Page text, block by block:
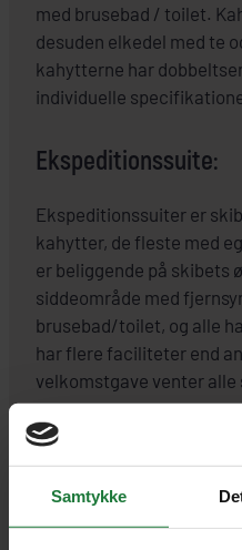
Samtykke
med brusebad / toilet.
desuden elkedel med te
kahytterne har
individuelle
Ekspeditionssuite:
Ekspeditionssuiter er
kahytter, de fleste med
er beliggende på skibets
siddeområde med
brusebad/toilet, og alle
har flere faciliteter end
velkomstgave venter
Tag med M/
gennem nogle
betagende